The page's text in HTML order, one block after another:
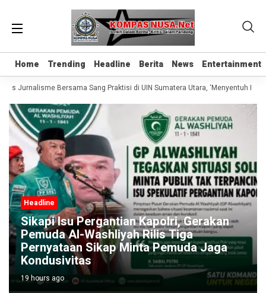
Home Trending Headline Berita News Entertainment
Home Trending Headline Berita News Entertainment
Jurnalisme Bersama Sang Praktisi di UIN Sumatera Utara, ‘Menyentuh Hati
Headline
Sikapi Isu Pergantian Kapolri, Gerakan
Pemuda Al-Washliyah Rilis Tiga
Pernyataan Sikap Minta Pemuda Jaga
Kondusivitas
19 hours ago